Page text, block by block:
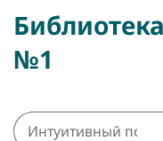
№1